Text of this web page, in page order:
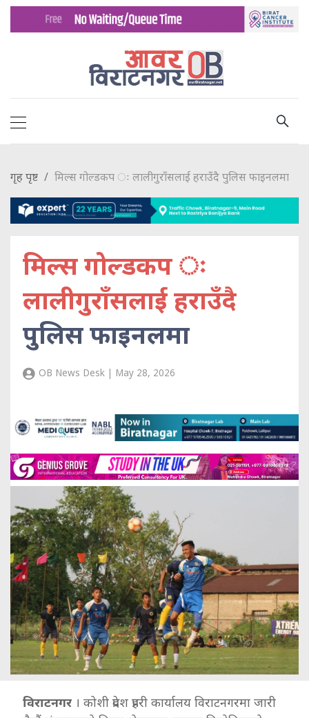
गृह पृष्ट मिल्स गोल्डकप ः लालीगुराँसलाई हराउँदै पुलिस फाइनलमा
मिल्स गोल्डकप ः
लालीगुराँसलाई हराउँदै
पुलिस फाइनलमा
OB News Desk | May 28, 2026
विराटनगर । कोशी प्रदेश प्रहरी कार्यालय विराटनगरमा जारी